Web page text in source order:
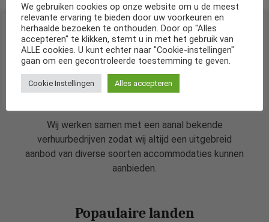
De specialist in vakantiehuizen in Nederland
Wij werken samen met een aanal bekende
verhuurbedrijven zodat wij altijd een uitgebreid
aanbod van diverse soorten accommodaties kunnen
aanbieden.
Popaulaire landen
We gebruiken cookies op onze website om u de meest
relevante ervaring te bieden door uw voorkeuren en
herhaalde bezoeken te onthouden. Door op "Alles
accepteren" te klikken, stemt u in met het gebruik van
ALLE cookies. U kunt echter naar "Cookie-instellingen"
gaan om een gecontroleerde toestemming te geven.
Cookie Instellingen Alles accepteren